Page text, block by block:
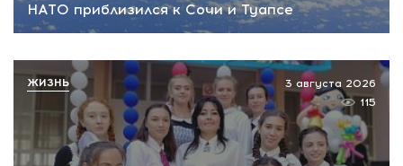
НАТО приблизился к Сочи и Туапсе
3 августа 2026
115
ЖИЗНЬ